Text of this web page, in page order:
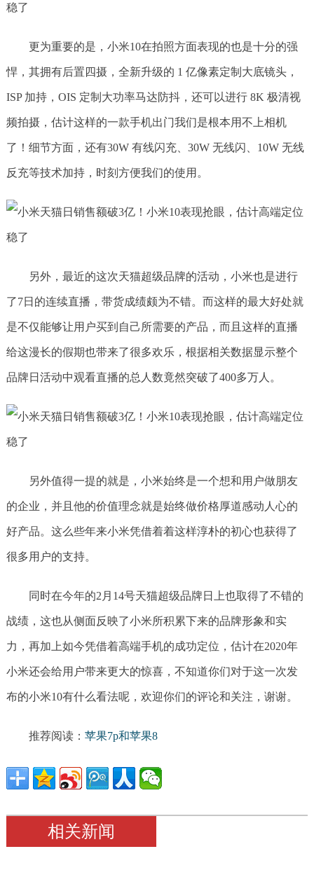
更为重要的是，小米10在拍照方面表现的也是十分的强
悍，其拥有后置四摄，全新升级的 1 亿像素定制大底镜头，
ISP 加持，OIS 定制大功率马达防抖，还可以进行 8K 极清视
频拍摄，估计这样的一款手机出门我们是根本用不上相机
了！细节方面，还有30W 有线闪充、30W 无线闪、10W 无线
反充等技术加持，时刻方便我们的使用。
另外，最近的这次天猫超级品牌的活动，小米也是进行
了7日的连续直播，带货成绩颇为不错。而这样的最大好处就
是不仅能够让用户买到自己所需要的产品，而且这样的直播
给这漫长的假期也带来了很多欢乐，根据相关数据显示整个
品牌日活动中观看直播的总人数竟然突破了400多万人。
另外值得一提的就是，小米始终是一个想和用户做朋友
的企业，并且他的价值理念就是始终做价格厚道感动人心的
好产品。这么些年来小米凭借着着这样淳朴的初心也获得了
很多用户的支持。
同时在今年的2月14号天猫超级品牌日上也取得了不错的
战绩，这也从侧面反映了小米所积累下来的品牌形象和实
力，再加上如今凭借着高端手机的成功定位，估计在2020年
小米还会给用户带来更大的惊喜，不知道你们对于这一次发
布的小米10有什么看法呢，欢迎你们的评论和关注，谢谢。
推荐阅读： 苹果7p和苹果8
相关新闻